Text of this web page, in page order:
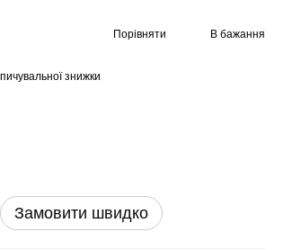
Порівняти В бажання
знижки
Замовити швидко